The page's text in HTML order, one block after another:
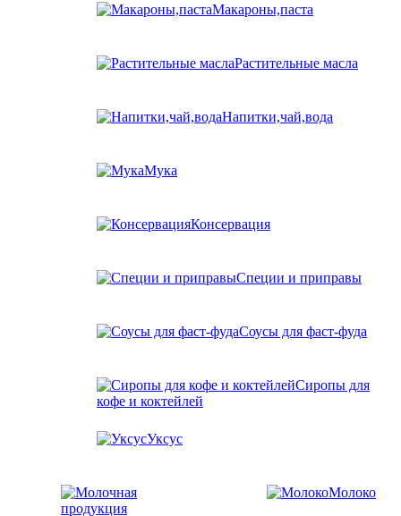
Макароны,паста
Растительные масла
Напитки,чай,вода
Мука
Консервация
Специи и приправы
Соусы для фаст-фуда
Сиропы для
кофе и коктейлей
Уксус
Молоко